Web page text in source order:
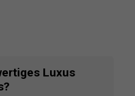
Luxus